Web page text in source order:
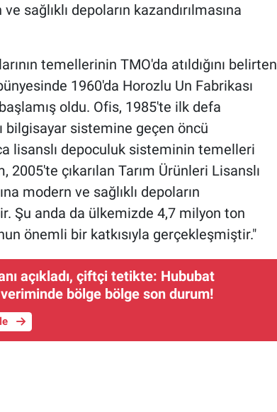
sağlıklı depoların kazandırılmasına
temellerinin TMO'da atıldığını belirten
1960'da Horozlu Un Fabrikası
oldu. Ofis, 1985'te ilk defa
sistemine geçen öncü
lisanslı depoculuk sisteminin temelleri
2005'te çıkarılan Tarım Ürünleri Lisanslı
modern ve sağlıklı depoların
Şu anda da ülkemizde 4,7 milyon ton
önemli bir katkısıyla gerçekleşmiştir."
açıkladı, çiftçi tetikte: Hububat
bölge bölge son durum!